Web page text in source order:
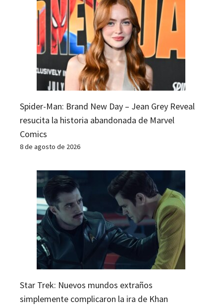
Spider-Man: Brand New Day – Jean Grey Reveal
resucita la historia abandonada de Marvel
Comics
8 de agosto de 2026
Star Trek: Nuevos mundos extraños
simplemente complicaron la ira de Khan